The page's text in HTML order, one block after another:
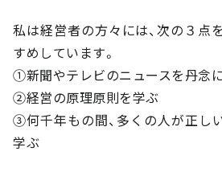
私は経営者の方々には、次の３点
すめしています。
①新聞やテレビのニュースを丹念
②経営の原理原則を学ぶ
③何千年もの間、多くの人が正し
学ぶ